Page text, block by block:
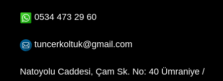
0534 473 29 60
tuncerkoltuk@gmail.com
Natoyolu Caddesi, Çam Sk. No: 40 Ümraniye /